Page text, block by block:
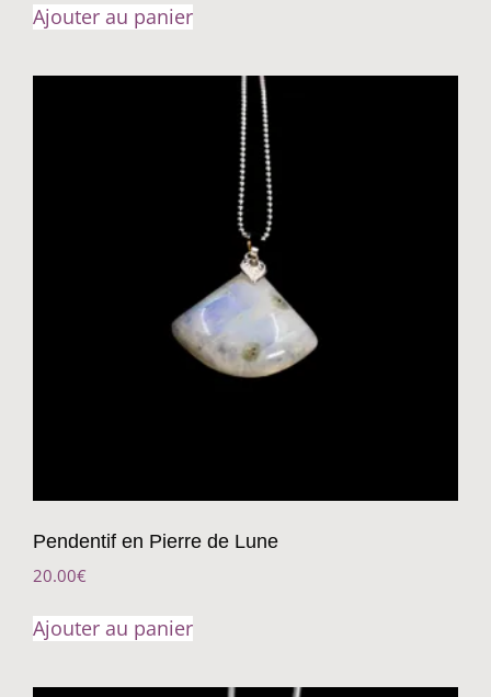
Ajouter au panier
Pendentif en Pierre de Lune
20.00€
Ajouter au panier